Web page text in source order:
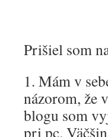
Prišiel som
1. Mám v
názorom, že
blogu som
pri pc.